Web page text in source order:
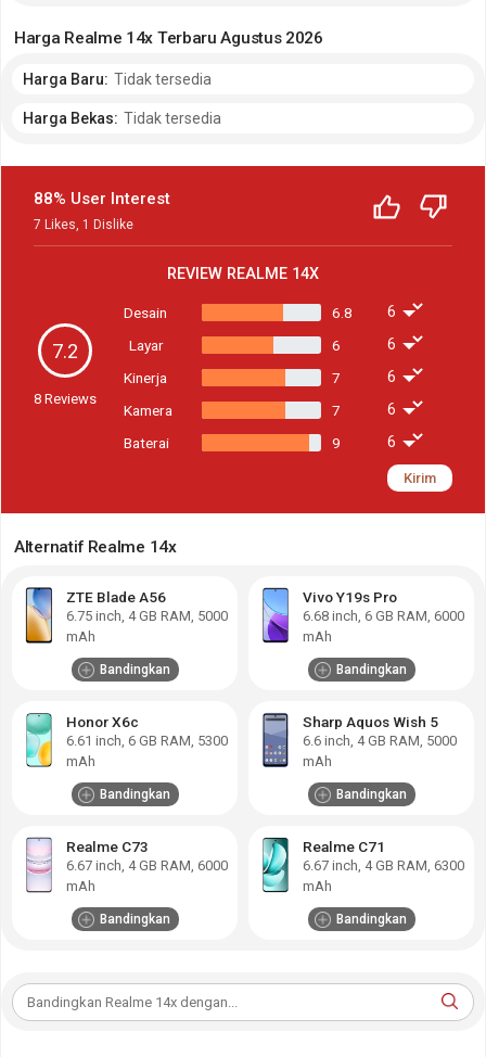
Harga Realme 14x Terbaru Agustus 2026
Harga Baru: Tidak tersedia
Harga Bekas: Tidak tersedia
88% User Interest
7 Likes 1 Dislike
REVIEW REALME 14X
7.2
8 Reviews
Desain
6.8
Layar
6
Kinerja
7
Kamera
7
Baterai
9
Kirim
Alternatif Realme 14x
ZTE Blade A56
6.75 inch, 4 GB RAM 5000
mAh
Bandingkan
Vivo Y19s Pro
6.68 inch, 6 GB RAM 6000
mAh
Bandingkan
Honor X6c
6.61 inch, 6 GB RAM 5300
mAh
Bandingkan
Sharp Aquos Wish 5
6.6 inch, 4 GB RAM 5000
mAh
Bandingkan
Realme C73
6.67 inch, 4 GB RAM 6000
mAh
Bandingkan
Realme C71
6.67 inch, 4 GB RAM 6300
mAh
Bandingkan